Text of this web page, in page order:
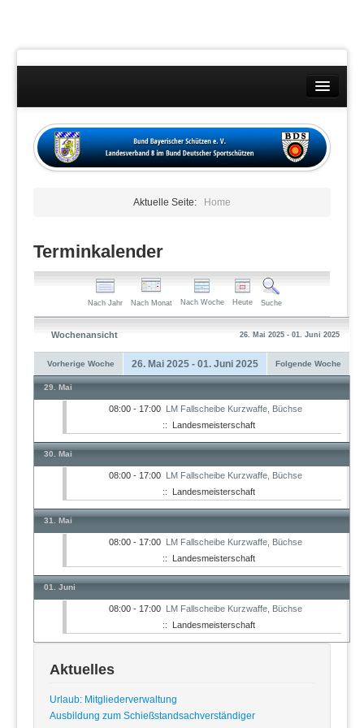
Wettkämpfe
Datenschutzübersicht
Aktuelle Seite: Home
Terminkalender
Nach Jahr Nach Monat Nach Woche Heute Suche
Wochenansicht 26. Mai 2025 - 01. Juni 2025
Vorherige Woche 26. Mai 2025 - 01. Juni 2025 Folgende Woche
29. Mai
08:00 - 17:00 LM Fallscheibe Kurzwaffe, Büchse
:: Landesmeisterschaft
30. Mai
08:00 - 17:00 LM Fallscheibe Kurzwaffe, Büchse
:: Landesmeisterschaft
31. Mai
08:00 - 17:00 LM Fallscheibe Kurzwaffe, Büchse
:: Landesmeisterschaft
01. Juni
08:00 - 17:00 LM Fallscheibe Kurzwaffe, Büchse
:: Landesmeisterschaft
Aktuelles
Urlaub: Mitgliederverwaltung
Ausbildung zum Schießstandsachverständiger